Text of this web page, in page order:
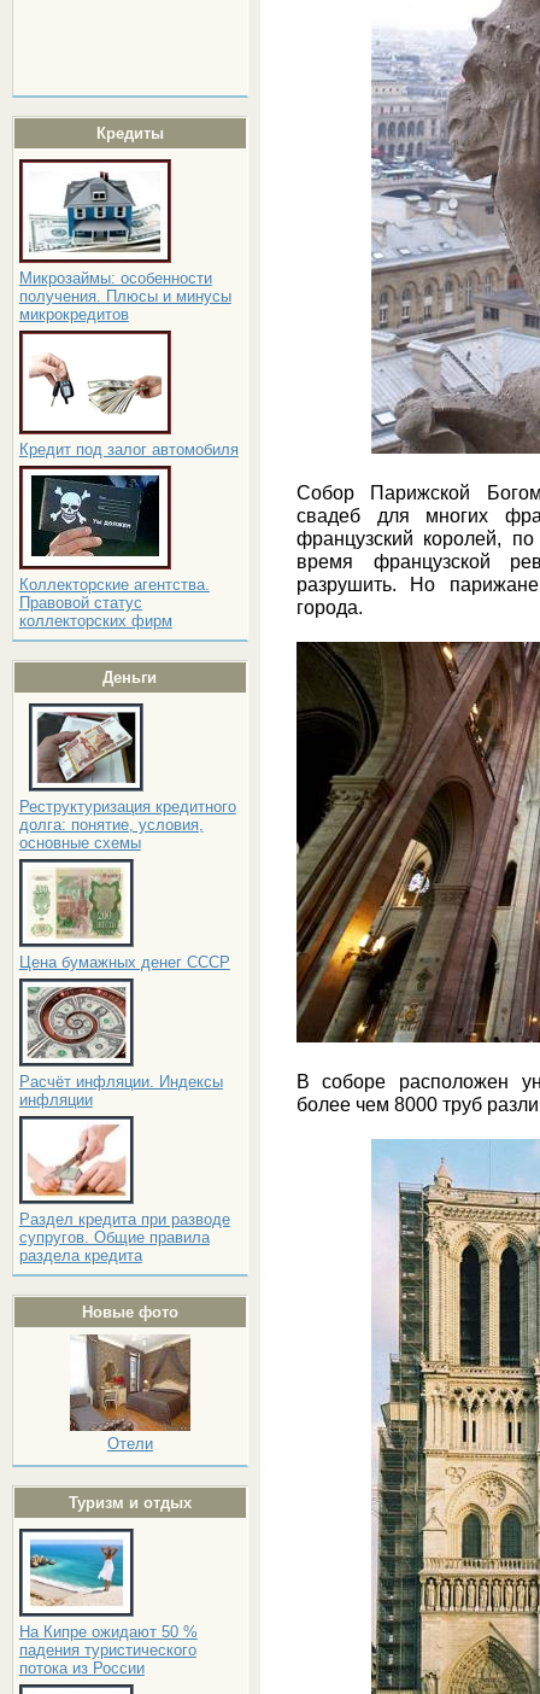
Кредиты
Микрозаймы: особенности
получения. Плюсы и минусы
микрокредитов
Кредит под залог автомобиля
Коллекторские агентства.
Правовой статус
коллекторских фирм
Деньги
Реструктуризация кредитного
долга: понятие, условия,
основные схемы
Цена бумажных денег СССР
Расчёт инфляции. Индексы
инфляции
Раздел кредита при разводе
супругов. Общие правила
раздела кредита
Новые фото
Отели
Туризм и отдых
На Кипре ожидают 50 %
падения туристического
потока из России
Собор Парижской
свадеб для многих
французский королей,
время французской
разрушить. Но
города.
В соборе расположен
более чем 8000 труб